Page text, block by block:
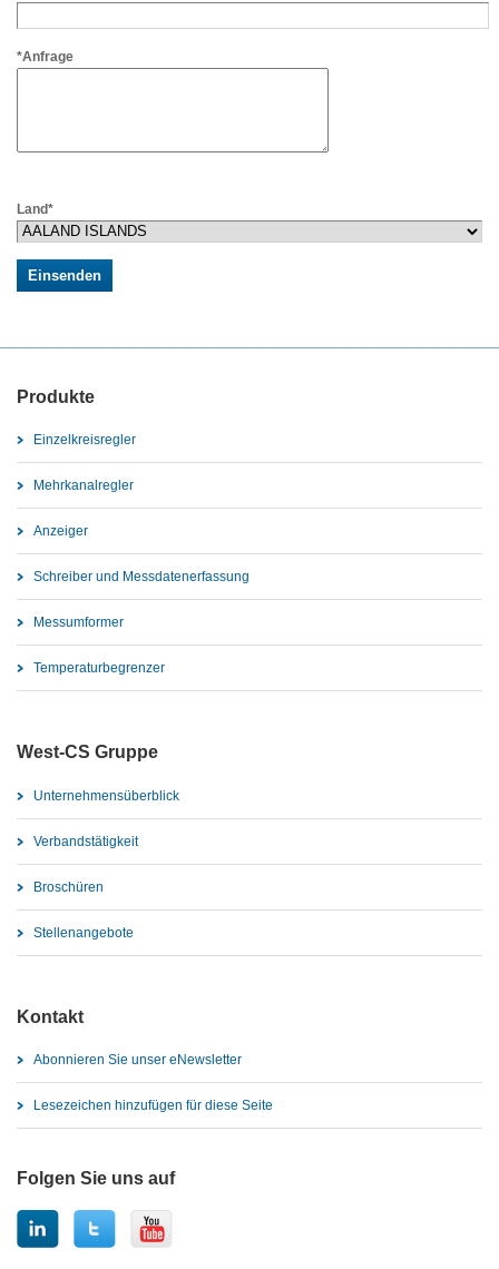
*Anfrage
Land*
Produkte
Einzelkreisregler
Mehrkanalregler
Anzeiger
Schreiber und Messdatenerfassung
Messumformer
Temperaturbegrenzer
West-CS Gruppe
Unternehmensüberblick
Verbandstätigkeit
Broschüren
Stellenangebote
Kontakt
Abonnieren Sie unser eNewsletter
Lesezeichen hinzufügen für diese Seite
Folgen Sie uns auf